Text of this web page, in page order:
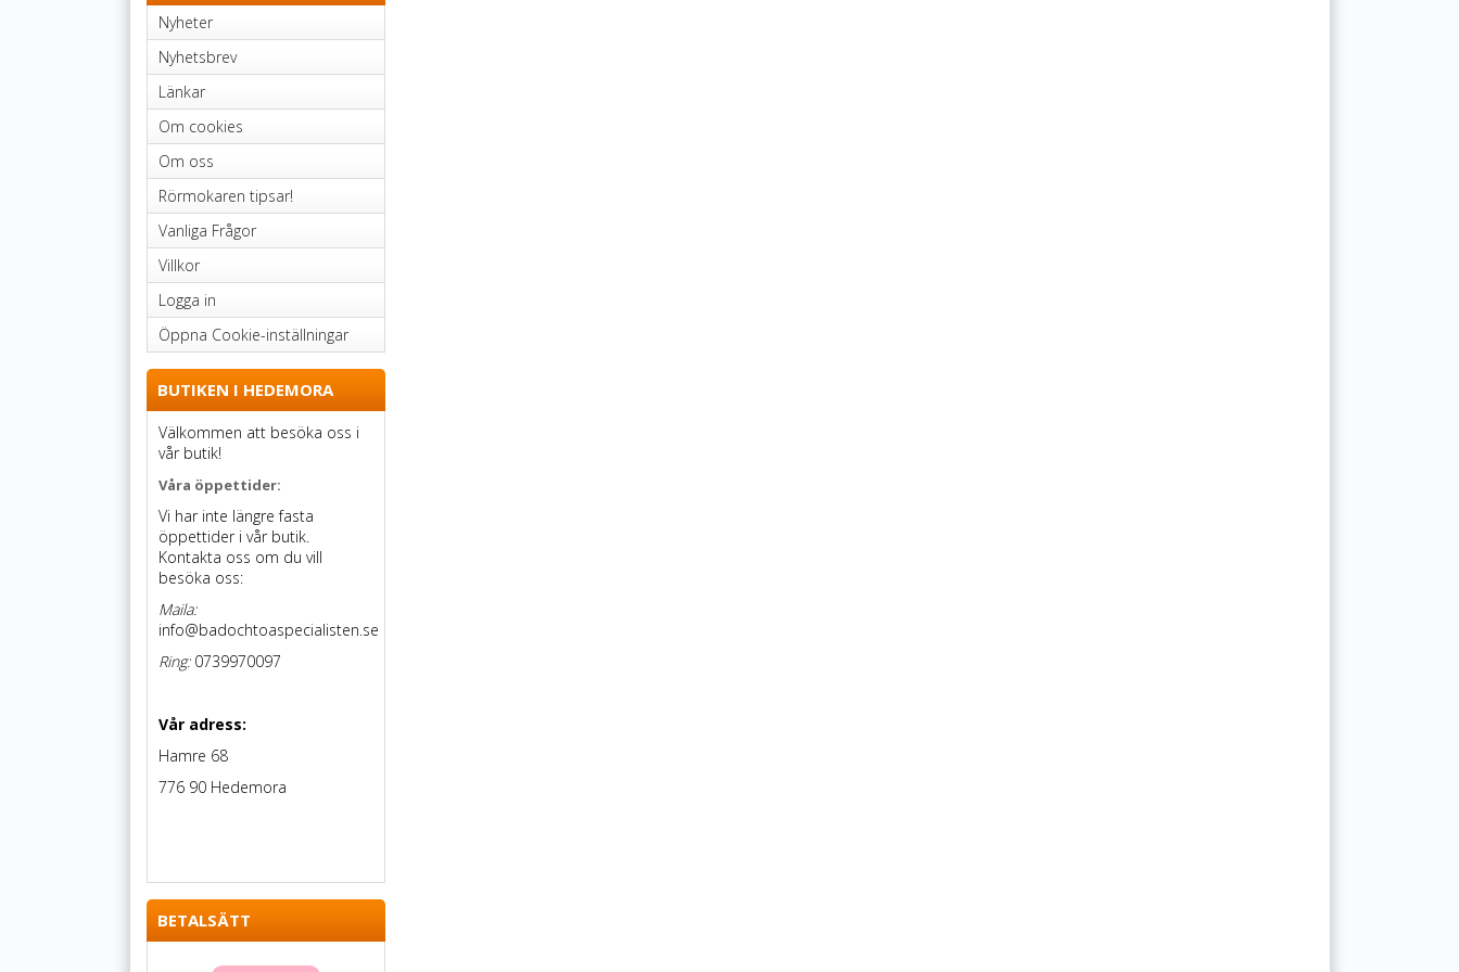
Nyheter
Nyhetsbrev
Länkar
Om cookies
Om oss
Rörmokaren tipsar!
Vanliga Frågor
Villkor
Logga in
Öppna Cookie-inställningar
BUTIKEN I HEDEMORA
Välkommen att besöka oss i
vår butik!
Våra öppettider:
Vi har inte längre fasta
öppettider i vår butik.
Kontakta oss om du vill
besöka oss:
Maila:
info@badochtoaspecialisten.se
Ring:0739970097
Vår adress:
Hamre 68
776 90 Hedemora
BETALSÄTT